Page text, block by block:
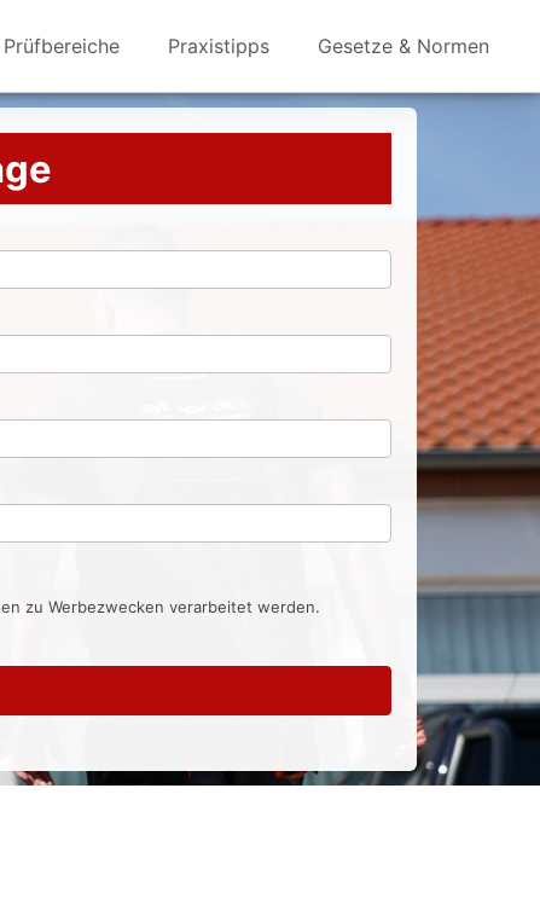
Prüfbereiche Praxistipps Gesetze & Normen
zu Werbezwecken verarbeitet werden.